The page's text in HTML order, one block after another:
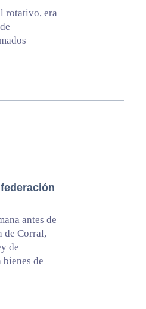
rotativo, era
antes de
de Corral,
de
de